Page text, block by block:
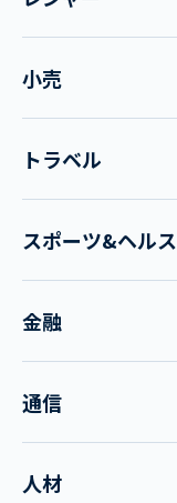
小売
トラベル
スポーツ&ヘルス
金融
通信
人材